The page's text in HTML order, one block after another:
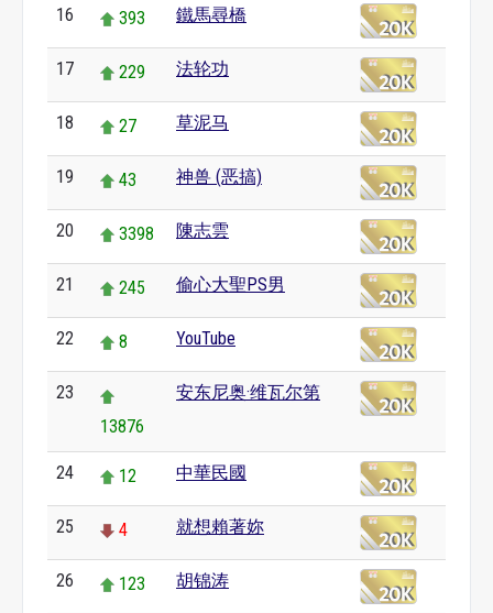
16 393 鐵馬尋橋
17 229 法轮功
18 27 草泥马
19 43 神兽 (恶搞)
20 3398 陳志雲
21 245 偷心大聖PS男
22 8 YouTube
23
13876
安东尼奥·维瓦尔第
24 12 中華民國
25 4 就想賴著妳
26 123 胡锦涛